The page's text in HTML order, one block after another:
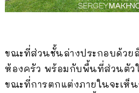
ขณะที่ส่วนชั้นล่างประกอบด้วย
ห้องครัว พร้อมกับพื้นที่ส่วนตั
ขณะที่การตกแต่งภายในจะเห็น